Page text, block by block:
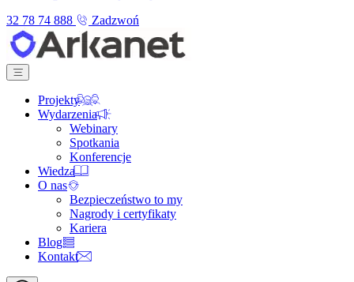
32 78 74 888
Zadzwoń
Projekty
Wydarzenia
Webinary
Spotkania
Konferencje
Wiedza
O nas
Bezpieczeństwo to my
Nagrody i certyfikaty
Kariera
Blog
Kontakt